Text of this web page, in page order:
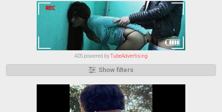
ADS powered byTubeAdvertising
Show filters